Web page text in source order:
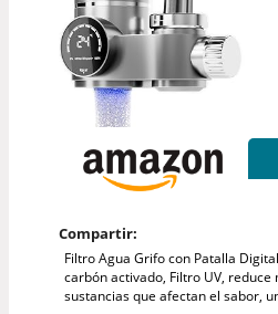
Compartir:
Filtro Agua Grifo con Patalla
carbón activado, Filtro UV,
sustancias que afectan el sabor,